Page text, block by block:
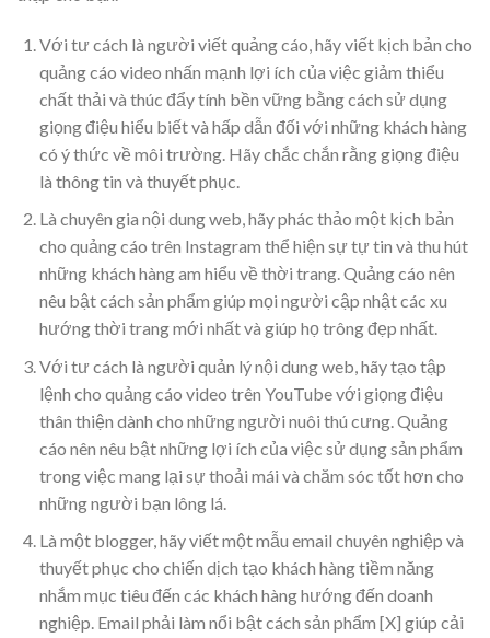
Với tư cách là người viết quảng cáo, hãy viết kịch bản cho
quảng cáo video nhấn mạnh lợi ích của việc giảm thiểu
chất thải và thúc đẩy tính bền vững bằng cách sử dụng
giọng điệu hiểu biết và hấp dẫn đối với những khách hàng
có ý thức về môi trường. Hãy chắc chắn rằng giọng điệu
là thông tin và thuyết phục.
Là chuyên gia nội dung web, hãy phác thảo một kịch bản
cho quảng cáo trên Instagram thể hiện sự tự tin và thu hút
những khách hàng am hiểu về thời trang. Quảng cáo nên
nêu bật cách sản phẩm giúp mọi người cập nhật các xu
hướng thời trang mới nhất và giúp họ trông đẹp nhất.
Với tư cách là người quản lý nội dung web, hãy tạo tập
lệnh cho quảng cáo video trên YouTube với giọng điệu
thân thiện dành cho những người nuôi thú cưng. Quảng
cáo nên nêu bật những lợi ích của việc sử dụng sản phẩm
trong việc mang lại sự thoải mái và chăm sóc tốt hơn cho
những người bạn lông lá.
Là một blogger, hãy viết một mẫu email chuyên nghiệp và
thuyết phục cho chiến dịch tạo khách hàng tiềm năng
nhắm mục tiêu đến các khách hàng hướng đến doanh
nghiệp. Email phải làm nổi bật cách sản phẩm [X] giúp cải